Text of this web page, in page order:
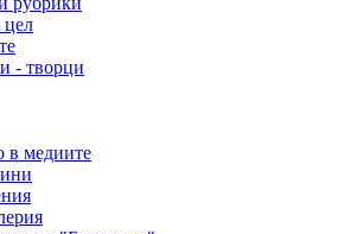
- творци
в медиите